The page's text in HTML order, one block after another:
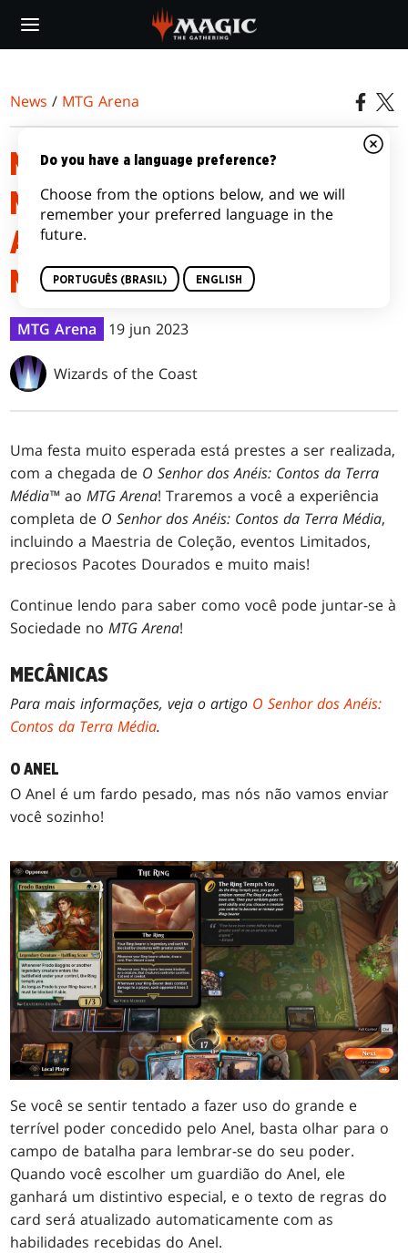
main
News / MTG Arena
NOTAS DE LANÇAMENTO DO
MTG ARENA – O SENHOR DOS
ANÉIS: CONTOS DA TERRA
MÉDIA™
MTG Arena 19 jun 2023
Wizards of the Coast
Uma festa muito esperada está prestes a ser realizada,
com a chegada de O Senhor dos Anéis: Contos da Terra
Média™ aoMTG Arena! Traremos a você a experiência
completa de O Senhor dos Anéis: Contos da Terra Média,
incluindo a Maestria de Coleção, eventos Limitados,
preciosos Pacotes Dourados e muito mais!
Continue lendo para saber como você pode juntar-se à
Sociedade noMTG Arena!
MECÂNICAS
Para mais informações, veja o artigo O Senhor dos Anéis:
Contos da Terra Média.
O ANEL
O Anel é um fardo pesado, mas nós não vamos enviar
você sozinho!
Se você se sentir tentado a fazer uso do grande e
terrível poder concedido pelo Anel, basta olhar para o
campo de batalha para lembrar-se do seu poder.
Quando você escolher um guardião do Anel, ele
ganhará um distintivo especial, e o texto de regras do
card será atualizado automaticamente com as
habilidades recebidas do Anel.
Do you have a language preference?
Choose from the options below, and we will
remember your preferred language in the
future.
PORTUGUÊS (BRASIL) ENGLISH